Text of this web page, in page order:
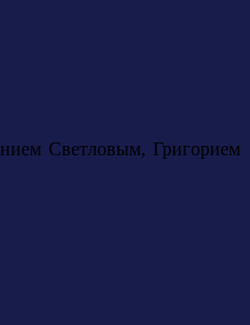
Светловым, Григорием